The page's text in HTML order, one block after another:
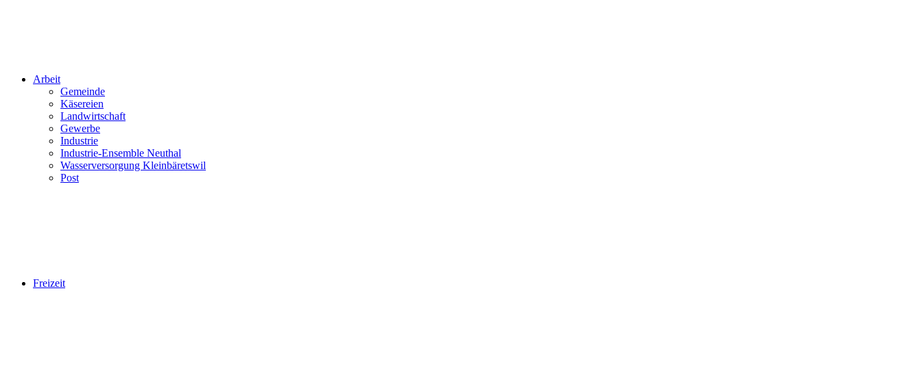
Arbeit
Gemeinde
Käsereien
Landwirtschaft
Gewerbe
Industrie
Industrie-Ensemble Neuthal
Wasserversorgung Kleinbäretswil
Post
Freizeit